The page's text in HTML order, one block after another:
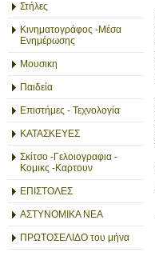
Στήλες
Κινηματογράφος -Μέσα
Ενημέρωσης
Μουσικη
Παιδεία
Επιστήμες - Τεχνολογία
ΚΑΤΑΣΚΕΥΕΣ
Σκίτσο -Γελοιογραφια -
Κομικς -Καρτουν
ΕΠΙΣΤΟΛΕΣ
ΑΣΤΥΝΟΜΙΚΑ ΝΕΑ
ΠΡΩΤΟΣΕΛΙΔΟ του μήνα